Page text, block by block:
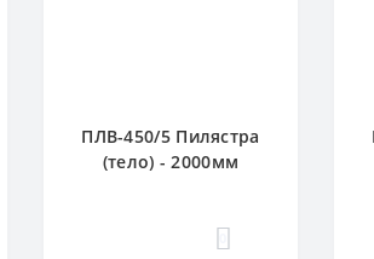
ПЛВ-450/5 Пилястра
(тело) - 2000мм